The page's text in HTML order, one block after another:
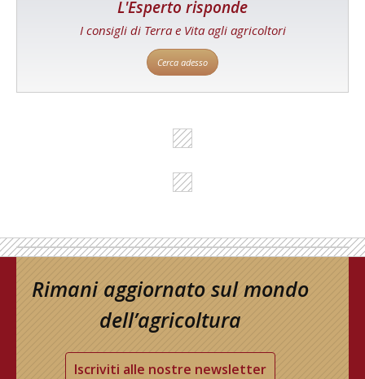
L'Esperto risponde
I consigli di Terra e Vita agli agricoltori
Cerca adesso
Rimani aggiornato sul mondo
dell’agricoltura
Iscriviti alle nostre newsletter